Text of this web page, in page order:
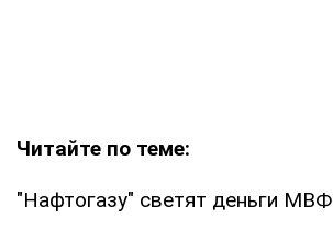
Читайте по теме:
"Нафтогазу" светят деньги МВФ